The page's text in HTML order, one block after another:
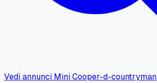
Vedi annunci MiniCooper-d-countryman